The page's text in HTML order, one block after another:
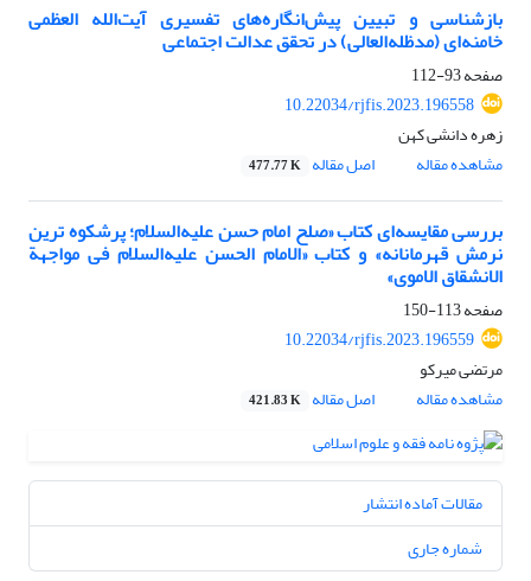
بازشناسی و تبیین پیش‌انگاره‌های تفسیری آیت‌الله العظمی
خامنه‌ای (مدظله‌العالی) در تحقق عدالت اجتماعی
صفحه93-112
10.22034/rjfis.2023.196558
زهره دانشی کهن
مشاهده مقاله
اصل مقاله 477.77 K
بررسی مقایسه‌ای کتاب «صلح امام حسن علیه‌السلام؛ پرشکوه ترین
نرمش قهرمانانه» و کتاب «الامام الحسن علیه‌السلام فی مواجهة
الانشقاق الاموی»
صفحه113-150
10.22034/rjfis.2023.196559
مرتضی میرکو
مشاهده مقاله
اصل مقاله 421.83 K
مقالات آماده انتشار
شماره جاری